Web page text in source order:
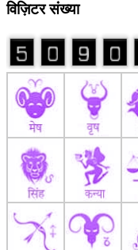
विज़िटर संख्या